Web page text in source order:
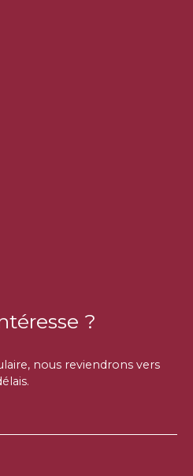
?
nous reviendrons vers